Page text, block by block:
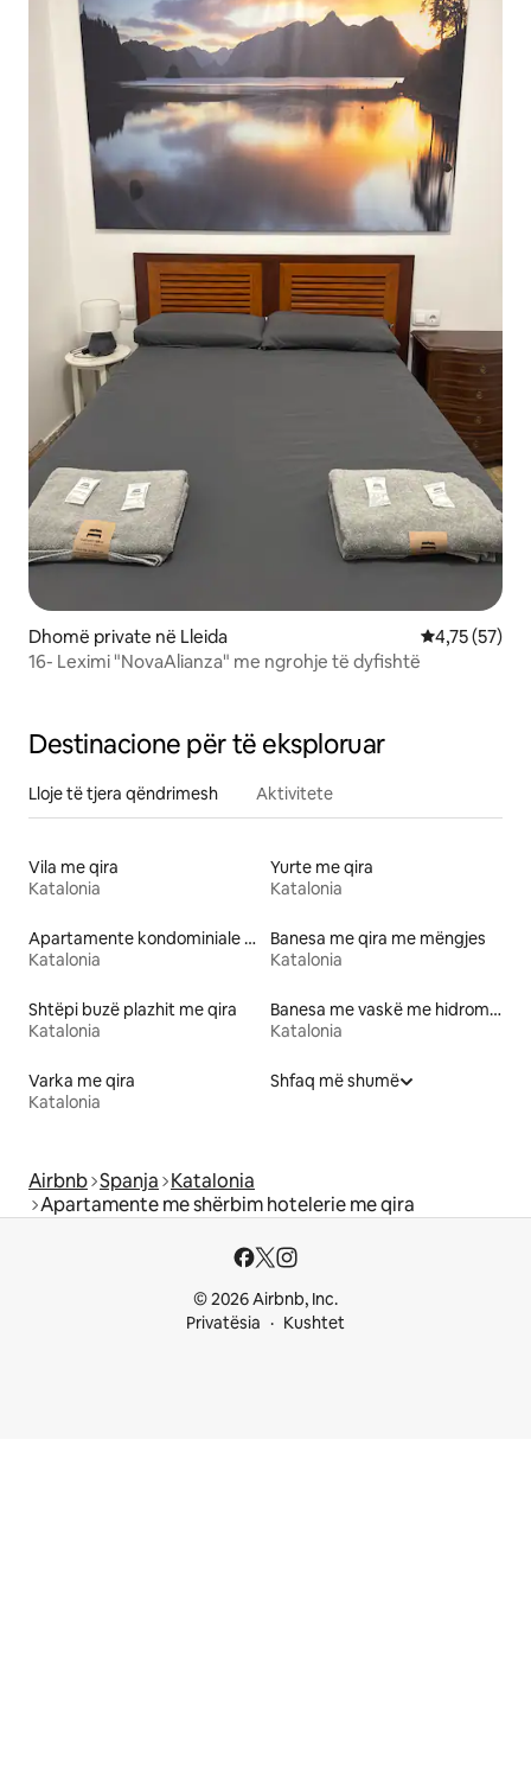
Dhomë private në Lleida Vlerësimi
4,75 (57)
16- Leximi "NovaAlianza" me ngrohje të dyfishtë
Destinacione për të eksploruar
Lloje të tjera qëndrimesh Aktivitete
Vila me qira
Katalonia
Yurte me qira
Katalonia
Apartamente kondominiale me qira
Katalonia
Banesa me qira me mëngjes
Katalonia
Shtëpi buzë plazhit me qira
Katalonia
Banesa me vaskë me hidromasazh me qira
Katalonia
Varka me qira
Katalonia
Shfaq më shumë
Airbnb Spanja Katalonia
Apartamente me shërbim hotelerie me qira
© 2026 Airbnb, Inc.
Privatësia
Kushtet